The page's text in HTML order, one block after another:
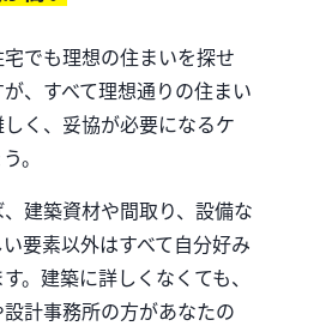
でも理想の住まいを探せ
、すべて理想通りの住まい
く、妥協が必要になるケ
。
建築資材や間取り、設備な
要素以外はすべて自分好み
。 建築に詳しくなくても、
計事務所の方があなたの